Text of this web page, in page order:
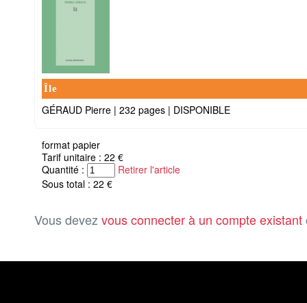
Île
GÉRAUD Pierre | 232 pages | DISPONIBLE
format papier
Tarif unitaire : 22 €
Quantité :
Retirer l'article
Sous total : 22 €
Vous devez vous connecter à un compte existant